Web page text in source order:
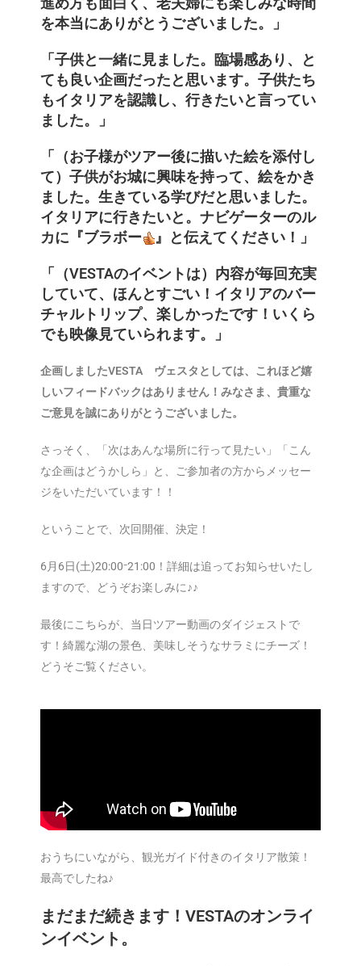
を本当にありがとうございました。」
「子供と一緒に見ました。臨場感あり、と
ても良い企画だったと思います。子供たち
もイタリアを認識し、行きたいと言ってい
ました。」
「（お子様がツアー後に描いた絵を添付し
て）子供がお城に興味を持って、絵をかき
ました。生きている学びだと思いました。
イタリアに行きたいと。ナビゲーターのル
カに『ブラボー
』と伝えてください！」
「（VESTAのイベントは）内容が毎回充実
していて、ほんとすごい！イタリアのバー
チャルトリップ、楽しかったです！いくら
でも映像見ていられます。」
企画しましたVESTA ヴェスタとしては、これほど嬉
しいフィードバックはありません！みなさま、貴重な
ご意見を誠にありがとうございました。
さっそく、「次はあんな場所に行って見たい」「こん
な企画はどうかしら」と、ご参加者の方からメッセー
ジをいただいています！！
ということで、次回開催、決定！
6月6日(土)20:00⁻21:00！詳細は追ってお知らせいたし
ますので、どうぞお楽しみに♪♪
最後にこちらが、当日ツアー動画のダイジェストで
す！綺麗な湖の景色、美味しそうなサラミにチーズ！
どうそご覧ください。
おうちにいながら、観光ガイド付きのイタリア散策！
最高でしたね♪
まだまだ続きます！VESTAのオンライ
ンイベント。